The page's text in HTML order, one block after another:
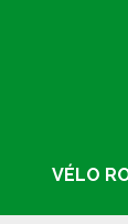
VÉLO